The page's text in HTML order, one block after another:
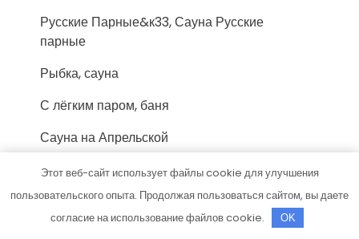
Русские Парные&к33, Сауна Русские
парные
Рыбка, сауна
С лёгким паром, баня
Сауна на Апрельской
Сауна, Сауна
Сауна, Сауна
Этот веб-сайт использует файлы cookie для улучшения
пользовательского опыта. Продолжая пользоваться сайтом, вы даете
согласие на использование файлов cookie.
OK